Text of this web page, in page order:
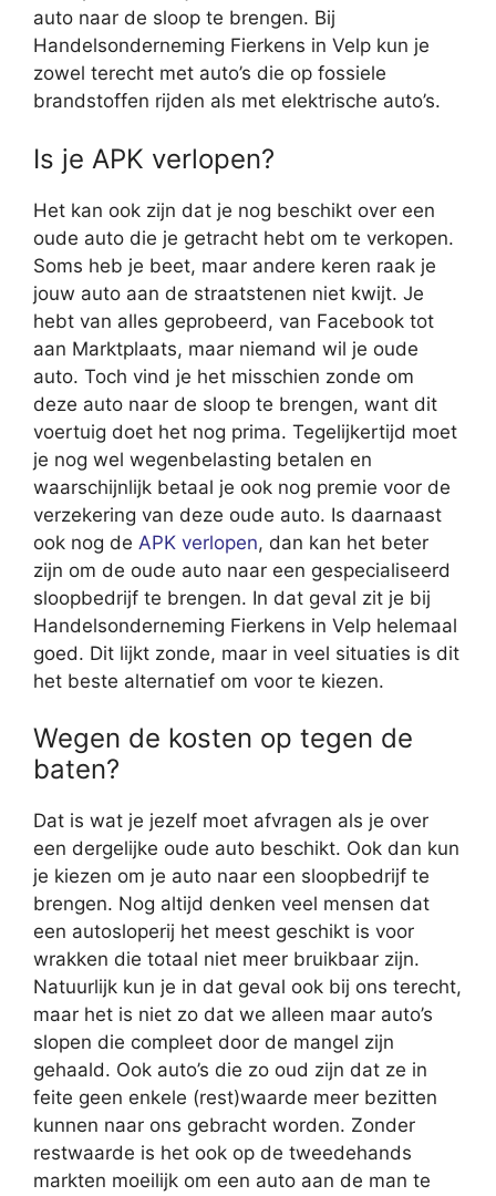
auto naar de sloop te brengen. Bij
Handelsonderneming Fierkens in Velp kun je
zowel terecht met auto’s die op fossiele
brandstoffen rijden als met elektrische auto’s.
Is je APK verlopen?
Het kan ook zijn dat je nog beschikt over een
oude auto die je getracht hebt om te verkopen.
Soms heb je beet, maar andere keren raak je
jouw auto aan de straatstenen niet kwijt. Je
hebt van alles geprobeerd, van Facebook tot
aan Marktplaats, maar niemand wil je oude
auto. Toch vind je het misschien zonde om
deze auto naar de sloop te brengen, want dit
voertuig doet het nog prima. Tegelijkertijd moet
je nog wel wegenbelasting betalen en
waarschijnlijk betaal je ook nog premie voor de
verzekering van deze oude auto. Is daarnaast
ook nog de APK verlopen, dan kan het beter
zijn om de oude auto naar een gespecialiseerd
sloopbedrijf te brengen. In dat geval zit je bij
Handelsonderneming Fierkens in Velp helemaal
goed. Dit lijkt zonde, maar in veel situaties is dit
het beste alternatief om voor te kiezen.
Wegen de kosten op tegen de
baten?
Dat is wat je jezelf moet afvragen als je over
een dergelijke oude auto beschikt. Ook dan kun
je kiezen om je auto naar een sloopbedrijf te
brengen. Nog altijd denken veel mensen dat
een autosloperij het meest geschikt is voor
wrakken die totaal niet meer bruikbaar zijn.
Natuurlijk kun je in dat geval ook bij ons terecht,
maar het is niet zo dat we alleen maar auto’s
slopen die compleet door de mangel zijn
gehaald. Ook auto’s die zo oud zijn dat ze in
feite geen enkele (rest)waarde meer bezitten
kunnen naar ons gebracht worden. Zonder
restwaarde is het ook op de tweedehands
markten moeilijk om een auto aan de man te